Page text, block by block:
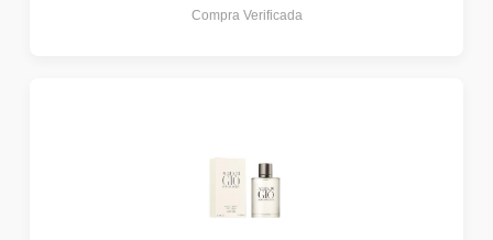
Compra Verificada